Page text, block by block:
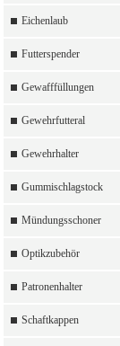
Eichenlaub
Futterspender
Gewafffüllungen
Gewehrfutteral
Gewehrhalter
Gummischlagstock
Mündungsschoner
Optikzubehör
Patronenhalter
Schaftkappen